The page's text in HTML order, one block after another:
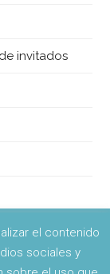
invitados
Contactar ·
el contenido
sociales y